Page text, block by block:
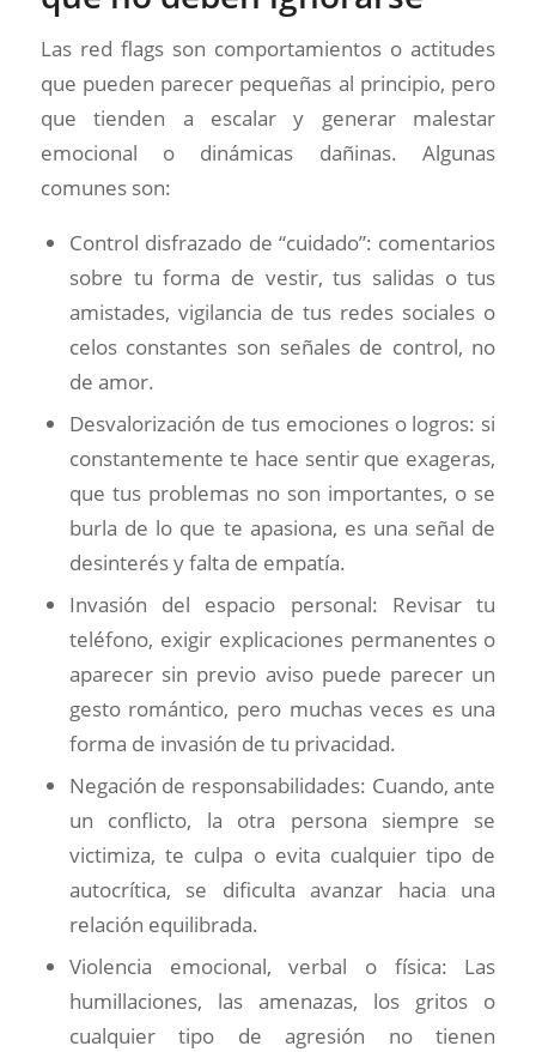
Las red flags son comportamientos o actitudes
que pueden parecer pequeñas al principio, pero
que tienden a escalar y generar malestar
emocional o dinámicas dañinas. Algunas
comunes son:
Control disfrazado de “cuidado”: comentarios
sobre tu forma de vestir, tus salidas o tus
amistades, vigilancia de tus redes sociales o
celos constantes son señales de control, no
de amor.
Desvalorización de tus emociones o logros: si
constantemente te hace sentir que exageras,
que tus problemas no son importantes, o se
burla de lo que te apasiona, es una señal de
desinterés y falta de empatía.
Invasión del espacio personal: Revisar tu
teléfono, exigir explicaciones permanentes o
aparecer sin previo aviso puede parecer un
gesto romántico, pero muchas veces es una
forma de invasión de tu privacidad.
Negación de responsabilidades: Cuando, ante
un conflicto, la otra persona siempre se
victimiza, te culpa o evita cualquier tipo de
autocrítica, se dificulta avanzar hacia una
relación equilibrada.
Violencia emocional, verbal o física: Las
humillaciones, las amenazas, los gritos o
cualquier tipo de agresión no tienen